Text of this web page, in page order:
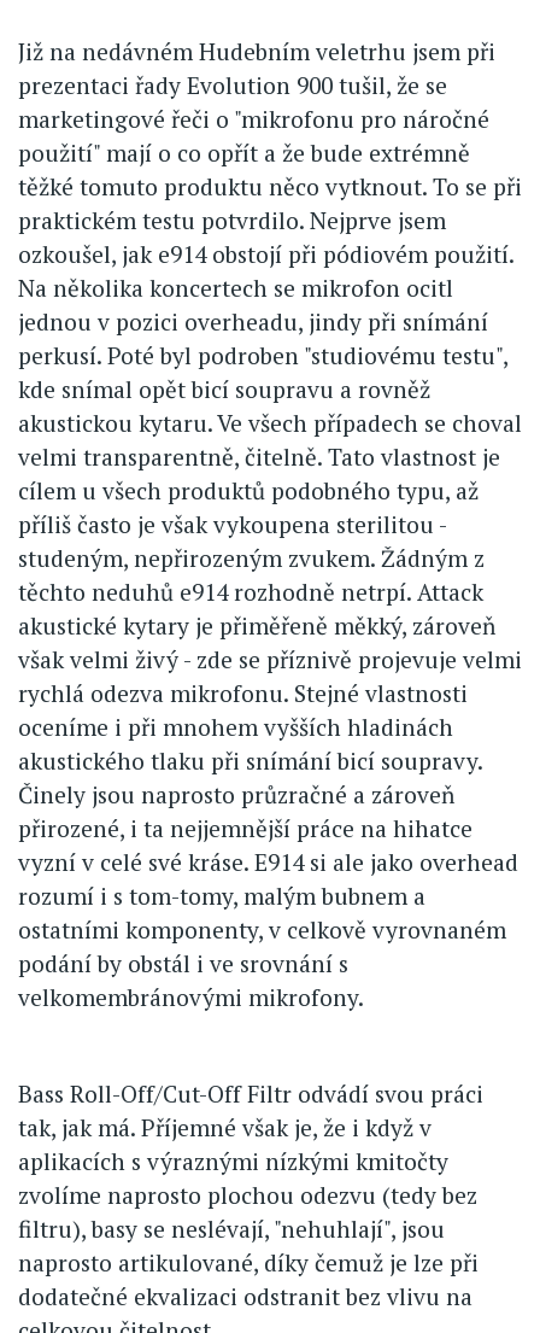
Již na nedávném Hudebním veletrhu jsem při
prezentaci řady Evolution 900 tušil, že se
marketingové řeči o "mikrofonu pro náročné
použití" mají o co opřít a že bude extrémně
těžké tomuto produktu něco vytknout. To se při
praktickém testu potvrdilo. Nejprve jsem
ozkoušel, jak e914 obstojí při pódiovém použití.
Na několika koncertech se mikrofon ocitl
jednou v pozici overheadu, jindy při snímání
perkusí. Poté byl podroben "studiovému testu",
kde snímal opět bicí soupravu a rovněž
akustickou kytaru. Ve všech případech se choval
velmi transparentně, čitelně. Tato vlastnost je
cílem u všech produktů podobného typu, až
příliš často je však vykoupena sterilitou -
studeným, nepřirozeným zvukem. Žádným z
těchto neduhů e914 rozhodně netrpí. Attack
akustické kytary je přiměřeně měkký, zároveň
však velmi živý - zde se příznivě projevuje velmi
rychlá odezva mikrofonu. Stejné vlastnosti
oceníme i při mnohem vyšších hladinách
akustického tlaku při snímání bicí soupravy.
Činely jsou naprosto průzračné a zároveň
přirozené, i ta nejjemnější práce na hihatce
vyzní v celé své kráse. E914 si ale jako overhead
rozumí i s tom-tomy, malým bubnem a
ostatními komponenty, v celkově vyrovnaném
podání by obstál i ve srovnání s
velkomembránovými mikrofony.
Bass Roll-Off/Cut-Off Filtr odvádí svou práci
tak, jak má. Příjemné však je, že i když v
aplikacích s výraznými nízkými kmitočty
zvolíme naprosto plochou odezvu (tedy bez
filtru), basy se neslévají, "nehuhlají", jsou
naprosto artikulované, díky čemuž je lze při
dodatečné ekvalizaci odstranit bez vlivu na